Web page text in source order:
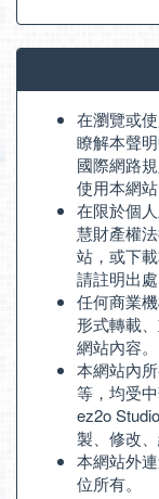
在瀏覽或
瞭解本聲
國際網路
使用本網站
在限於個
慧財產權
站，或下
請註明出處
任何商業
形式轉載
網站內容。
本網站內
等，均受
ez2o
製、修改
本網站外
位所有。